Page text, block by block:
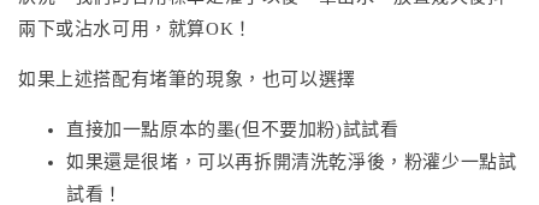
兩下或沾水可用，就算OK！
如果上述搭配有堵筆的現象，也可以選擇
直接加一點原本的墨(但不要加粉)試試看
如果還是很堵，可以再拆開清洗乾淨後，粉灌少一點試
試看！